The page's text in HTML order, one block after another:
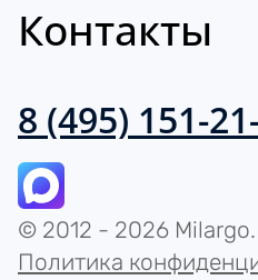
Контакты
8 (495) 151-
© 2012 - 2026
Политика